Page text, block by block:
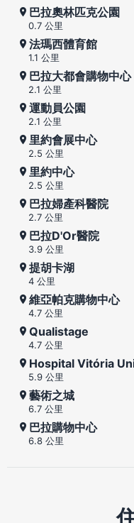
巴拉奧林匹克公園
0.7 公里
法瑪西體育館
1.1 公里
巴拉大都會購物中心
2.1 公里
運動員公園
2.1 公里
里約會展中心
2.5 公里
里約中心
2.5 公里
巴拉婦產科醫院
2.7 公里
巴拉D'Or醫院
3.9 公里
提胡卡湖
4 公里
維亞帕克購物中心
4.7 公里
Qualistage
4.7 公里
Hospital Vitória
5.9 公里
藝術之城
6.7 公里
巴拉購物中心
6.8 公里